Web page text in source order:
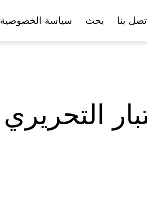
بنا بحث سياسة الخصوصية
التحريري